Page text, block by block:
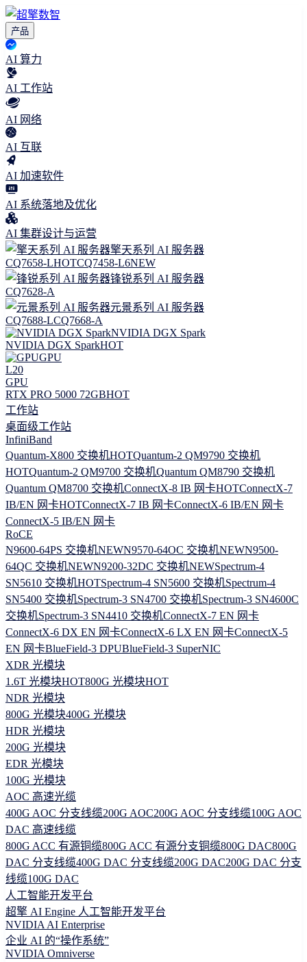
产品
AI 算力
AI 工作站
AI 网络
AI 互联
AI 加速软件
AI 系统落地及优化
AI 集群设计与运营
擎天系列 AI 服务器
CQ7658-LHOTCQ7458-L6NEW
锋锐系列 AI 服务器
CQ7628-A
元景系列 AI 服务器
CQ7688-LCQ7668-A
NVIDIA DGX Spark
NVIDIA DGX SparkHOT
GPU
L20
GPU
RTX PRO 5000 72GBHOT
工作站
桌面级工作站
InfiniBand
Quantum-X800 交换机HOTQuantum-2 QM9790 交换机
HOTQuantum-2 QM9700 交换机Quantum QM8790 交换机
Quantum QM8700 交换机ConnectX-8 IB 网卡HOTConnectX-7
IB/EN 网卡HOTConnectX-7 IB 网卡ConnectX-6 IB/EN 网卡
ConnectX-5 IB/EN 网卡
RoCE
N9600-64PS 交换机NEWN9570-64OC 交换机NEWN9500-
64QC 交换机NEWN9200-32DC 交换机NEWSpectrum-4
SN5610 交换机HOTSpectrum-4 SN5600 交换机Spectrum-4
SN5400 交换机Spectrum-3 SN4700 交换机Spectrum-3 SN4600C
交换机Spectrum-3 SN4410 交换机ConnectX-7 EN 网卡
ConnectX-6 DX EN 网卡ConnectX-6 LX EN 网卡ConnectX-5
EN 网卡BlueField-3 DPUBlueField-3 SuperNIC
XDR 光模块
1.6T 光模块HOT800G 光模块HOT
NDR 光模块
800G 光模块400G 光模块
HDR 光模块
200G 光模块
EDR 光模块
100G 光模块
AOC 高速光缆
400G AOC 分支线缆200G AOC200G AOC 分支线缆100G AOC
DAC 高速线缆
800G ACC 有源铜缆800G ACC 有源分支铜缆800G DAC800G
DAC 分支线缆400G DAC 分支线缆200G DAC200G DAC 分支
线缆100G DAC
人工智能开发平台
超擎 AI Engine 人工智能开发平台
NVIDIA AI Enterprise
企业 AI 的“操作系统”
NVIDIA Omniverse